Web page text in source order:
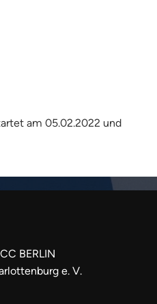
am 05.02.2022 und
BERLIN
e. V.